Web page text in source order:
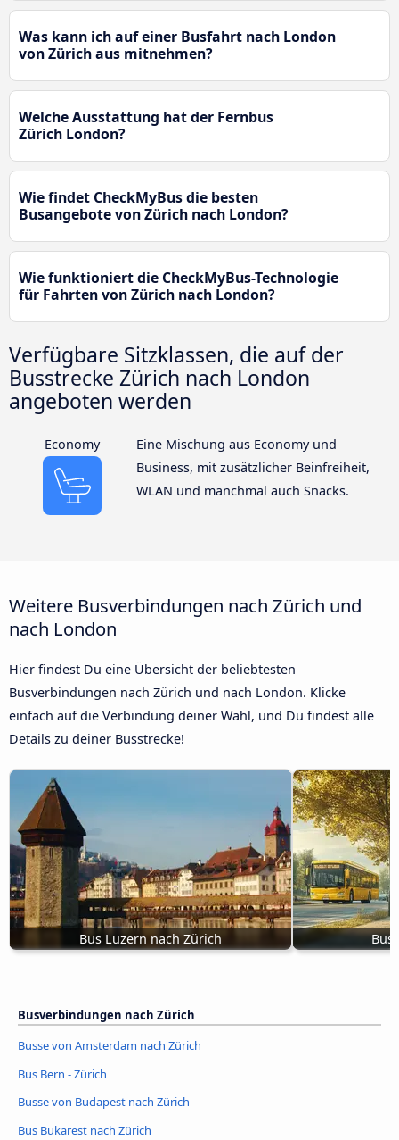
Was kann ich auf einer Busfahrt nach London
von Zürich aus mitnehmen?
Welche Ausstattung hat der Fernbus
Zürich London?
Wie findet CheckMyBus die besten
Busangebote von Zürich nach London?
Wie funktioniert die CheckMyBus-Technologie
für Fahrten von Zürich nach London?
Verfügbare Sitzklassen, die auf der
Busstrecke Zürich nach London
angeboten werden
Economy
Eine Mischung aus Economy und
Business, mit zusätzlicher Beinfreiheit,
WLAN und manchmal auch Snacks.
Weitere Busverbindungen nach Zürich und
nach London
Hier findest Du eine Übersicht der beliebtesten
Busverbindungen nach Zürich und nach London. Klicke
einfach auf die Verbindung deiner Wahl, und Du findest alle
Details zu deiner Busstrecke!
Bus Luzern nach Zürich Bus
Busverbindungen nach Zürich
Busse von Amsterdam nach Zürich
Bus Bern - Zürich
Busse von Budapest nach Zürich
Bus Bukarest nach Zürich